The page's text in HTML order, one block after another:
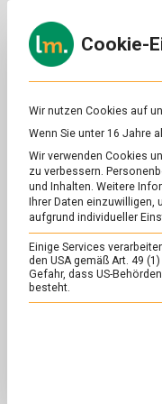
to
content
Cookie-
Wir nutzen Cookies auf
Wenn Sie unter 16 Jahre
Wir verwenden Cookies
zu verbessern.
und Inhalten. Weitere
Ihrer Daten
aufgrund individueller
Einige Services
den USA gemäß Art. 49
Gefahr, dass US-
besteht.
Es folgt eine Liste